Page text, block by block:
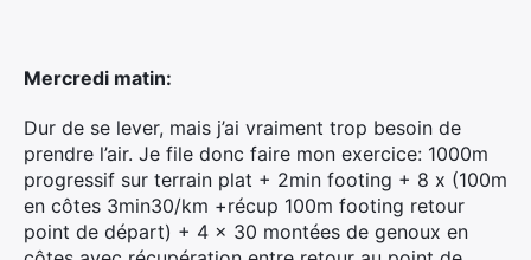
Mercredi matin:
Dur de se lever, mais j’ai vraiment trop besoin de
prendre l’air. Je file donc faire mon exercice: 1000m
progressif sur terrain plat + 2min footing + 8 x (100m
en côtes 3min30/km +récup 100m footing retour
point de départ) + 4 x 30 montées de genoux en